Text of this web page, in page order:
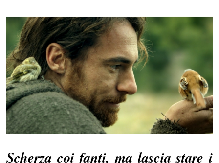
Scherza coi fanti, ma lascia stare i